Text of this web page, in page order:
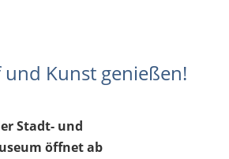
und Kunst genießen!
Stadt- und
öffnet ab